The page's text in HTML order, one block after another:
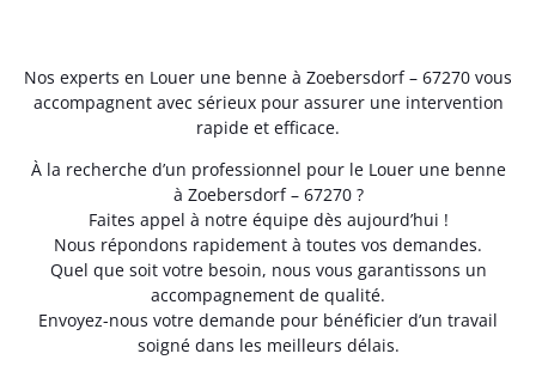
Nos experts en Louer une benne à Zoebersdorf – 67270 vous
accompagnent avec sérieux pour assurer une intervention
rapide et efficace.
À la recherche d’un professionnel pour le Louer une benne
à Zoebersdorf – 67270 ?
Faites appel à notre équipe dès aujourd’hui !
Nous répondons rapidement à toutes vos demandes.
Quel que soit votre besoin, nous vous garantissons un
accompagnement de qualité.
Envoyez-nous votre demande pour bénéficier d’un travail
soigné dans les meilleurs délais.